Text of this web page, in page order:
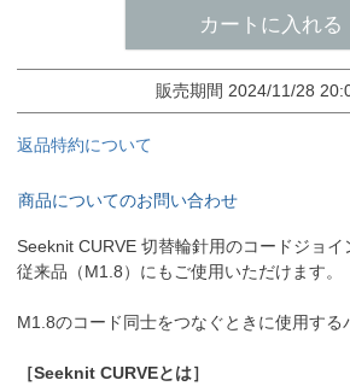
カートに入れる
販売期間 2024/11/28
返品特約について
商品についてのお問い合わせ
Seeknit CURVE 切替輪針用のコードジョイ
従来品（M1.8）にもご使用いただけます。
M1.8のコード同士をつなぐときに使用する
［Seeknit CURVEとは］